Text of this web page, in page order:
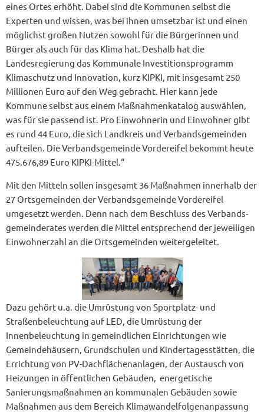
eines Ortes erhöht. Dabei sind die Kommunen selbst die
Experten und wissen, was bei ihnen umsetzbar ist und einen
möglichst großen Nutzen sowohl für die Bürgerinnen und
Bürger als auch für das Klima hat. Deshalb hat die
Landesregierung das Kommunale Investitionsprogramm
Klimaschutz und Innovation, kurz KIPKI, mit insgesamt 250
Millionen Euro auf den Weg gebracht. Hier kann jede
Kommune selbst aus einem Maßnahmenkatalog auswählen,
was für sie passend ist. Pro Einwohnerin und Einwohner gibt
es rund 44 Euro, die sich Landkreis und Verbandsgemeinden
aufteilen. Die Verbandsgemeinde Vordereifel bekommt heute
475.676,89 Euro KIPKI-Mittel.“
Mit den Mitteln sollen insgesamt 36 Maßnahmen innerhalb der
27 Ortsgemeinden der Verbandsgemeinde Vordereifel
umgesetzt werden. Denn nach dem Beschluss des Verbands­
gemeinde­rates werden die Mittel entsprechend der jeweiligen
Einwohner­zahl an die Ortsgemeinden weitergeleitet.
Dazu gehört u.a. die Umrüstung von Sportplatz- und
Straßenbeleuchtung auf LED, die Umrüstung der
Innenbeleuchtung in gemeindlichen Einrichtungen wie
Gemeindehäusern, Grundschulen und Kindertagesstätten, die
Errichtung von PV-Dachflächenanlagen, der Austausch von
Heizungen in öffentlichen Gebäuden, energetische
Sanierungsmaßnahmen an kommunalen Gebäuden sowie
Maßnahmen aus dem Bereich Klimawandelfolgenanpassung